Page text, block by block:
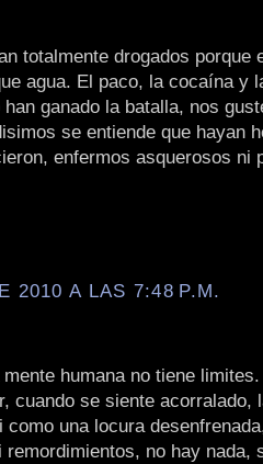
totalmente drogados porque
agua. El paco, la cocaína y
ganado la batalla, nos
se entiende que hayan
enfermos asquerosos ni
2010 A LAS 7:48 P.M.
humana no tiene
cuando se siente acorralado,
una locura
remordimientos, no hay nada,